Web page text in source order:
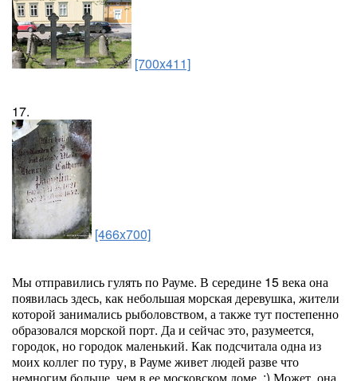
[700x411]
17.
[466x700]
Мы отправились гулять по Рауме. В середине 15 века она
появилась здесь, как небольшая морская деревушка, жители
которой занимались рыболовством, а также тут постепенно
образовался морской порт. Да и сейчас это, разумеется,
городок, но городок маленький. Как подсчитала одна из
моих коллег по туру, в Рауме живет людей разве что